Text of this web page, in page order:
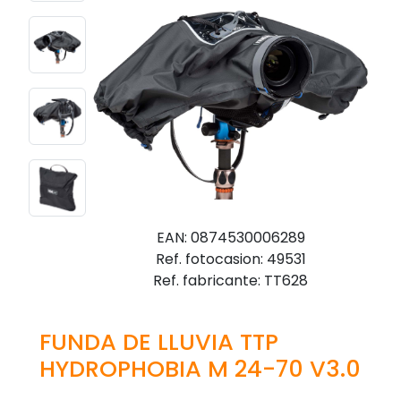
EAN: 0874530006289
Ref. fotocasion: 49531
Ref. fabricante: TT628
FUNDA DE LLUVIA TTP
HYDROPHOBIA M 24-70 V3.0